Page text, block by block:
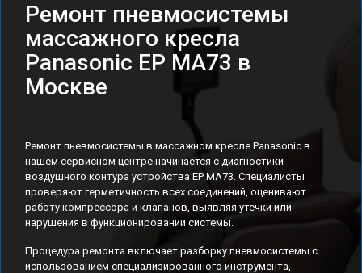
Ремонт пневмосистемы
массажного кресла
Panasonic EP MA73 в
Москве
Ремонт пневмосистемы в массажном кресле Panasonic в
нашем сервисном центре начинается с диагностики
воздушного контура устройства EP MA73. Специалисты
проверяют герметичность всех соединений, оценивают
работу компрессора и клапанов, выявляя утечки или
нарушения в функционировании системы.
Процедура ремонта включает разборку пневмосистемы с
использованием специализированного инструмента,